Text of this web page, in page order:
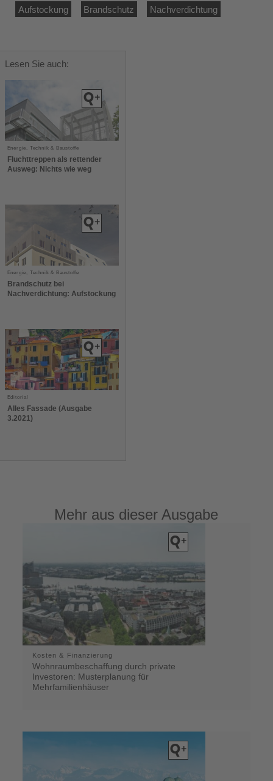
Aufstockung Brandschutz Nachverdichtung
Lesen Sie auch:
Energie, Technik & Baustoffe
Fluchttreppen als rettender
Ausweg: Nichts wie weg
Energie, Technik & Baustoffe
Brandschutz bei
Nachverdichtung: Aufstockung
Editorial
Alles Fassade (Ausgabe
3.2021)
Mehr aus dieser Ausgabe
Kosten & Finanzierung
Wohnraumbeschaffung durch private
Investoren: Musterplanung für
Mehrfamilienhäuser